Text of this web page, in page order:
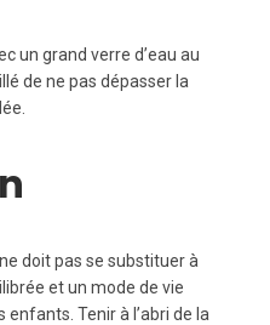
un grand verre d’eau au
de ne pas dépasser la
doit pas se substituer à
et un mode de vie
Tenir à l’abri de la